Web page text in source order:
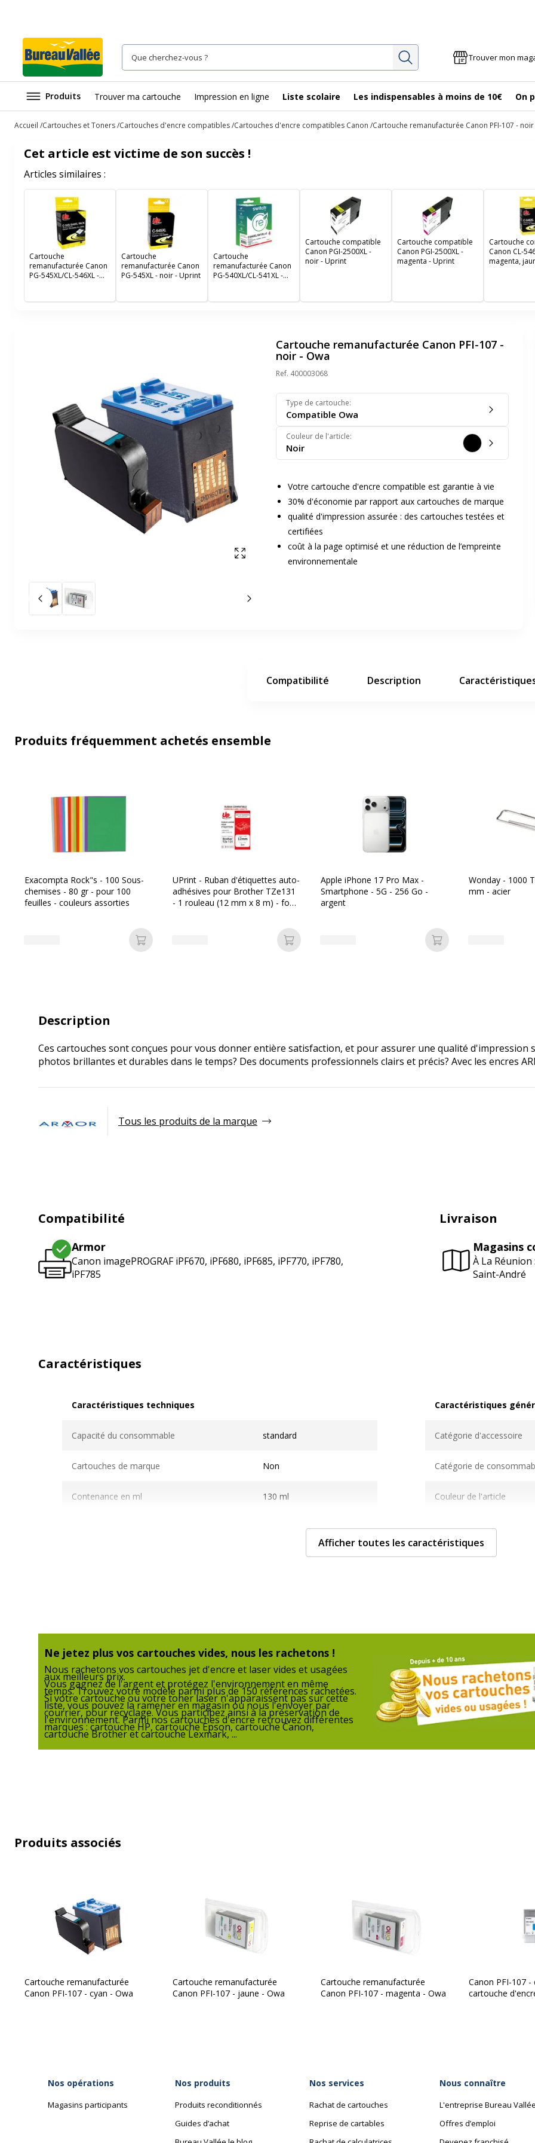
Rechercher Trouver mon
Produits Trouver ma cartouche Impression en ligne Liste scolaire Les indispensables à moins de 10€ On
Accueil Cartouches et Toners Cartouches d'encre compatibles Cartouches d'encre compatibles Canon Cartouche remanufacturée Canon PFI-107 - noir
Cet article est victime de son succès !
Articles similaires :
Cartouche
remanufacturée Canon
PG-545XL/CL-546XL -
Cartouche
remanufacturée Canon
PG-545XL - noir - Uprint
Cartouche
remanufacturée Canon
PG-540XL/CL-541XL -
Cartouche compatible
Canon PGI-2500XL -
noir - Uprint
Cartouche compatible
Canon PGI-2500XL -
magenta - Uprint
Cartouche
Canon CL-
magenta,
Afficher en plein écran
Slide précédent Slide suivant
Cartouche remanufacturée Canon PFI-107 -
noir - Owa
Ref. 400003068
Type de cartouche:
Compatible Owa
Couleur de l'article:
Noir
Votre cartouche d'encre compatible est garantie à vie
30% d'économie par rapport aux cartouches de marque
qualité d'impression assurée : des cartouches testées et
certifiées
coût à la page optimisé et une réduction de l’empreinte
environnementale
Compatibilité Description
Produits fréquemment achetés ensemble
Exacompta Rock"s - 100 Sous-
chemises - 80 gr - pour 100
feuilles - couleurs assorties
Ajouter au panier
UPrint - Ruban d'étiquettes auto-
adhésives pour Brother TZe131
- 1 rouleau (12 mm x 8 m) - fond
Ajouter au panier
Apple iPhone 17 Pro Max -
Smartphone - 5G - 256 Go -
argent
Ajouter au panier
Wonday - 1000
mm - acier
Description
Ces cartouches sont conçues pour vous donner entière satisfaction, et pour assurer une qualité d'impression
photos brillantes et durables dans le temps? Des documents professionnels clairs et précis? Avec les encres
Tous les produits de la marque
Compatibilité
Armor
Canon imagePROGRAF iPF670, iPF680, iPF685, iPF770, iPF780,
iPF785
Livraison
Magasins
À La
Saint-André
Caractéristiques
Caractéristiques techniques
Capacité du consommable standard
Cartouches de marque Non
Contenance en ml 130 ml
Non communiqué
Caractéristiques
Catégorie d'accessoire
Catégorie de
Couleur de l'article
Quantité incluse
Type de cartouche
Données d'identification
Données d'identification
Code barre maitre 3112539753788
Divers
Divers
Compatibilité
produit
Informations sur les services
Informations sur les services
Afficher toutes les caractéristiques
Ne jetez plus vos cartouches vides, nous les rachetons !
Nous rachetons vos cartouches jet d'encre et laser vides et usagées
aux meilleurs prix.
Vous gagnez de l'argent et protégez l'environnement en même
temps. Trouvez votre modèle parmi plus de 150 références rachetées.
Si votre cartouche ou votre toner laser n'apparaissent pas sur cette
liste, vous pouvez la ramener en magasin ou nous l'envoyer par
courrier, pour recyclage. Vous participez ainsi à la préservation de
l'environnement. Parmi nos cartouches d'encre retrouvez différentes
marques : cartouche HP, cartouche Epson, cartouche Canon,
cartouche Brother et cartouche Lexmark, ...
Produits associés
Cartouche remanufacturée
Canon PFI-107 - cyan - Owa
Cartouche remanufacturée
Canon PFI-107 - jaune - Owa
Cartouche remanufacturée
Canon PFI-107 - magenta - Owa
Canon PFI-107 -
cartouche
Nos opérations
Magasins participants
Nos produits
Produits reconditionnés
Guides d’achat
Nos services
Rachat de cartouches
Reprise de cartables
Nous connaître
L'entreprise Bureau Vallée
Offres d’emploi